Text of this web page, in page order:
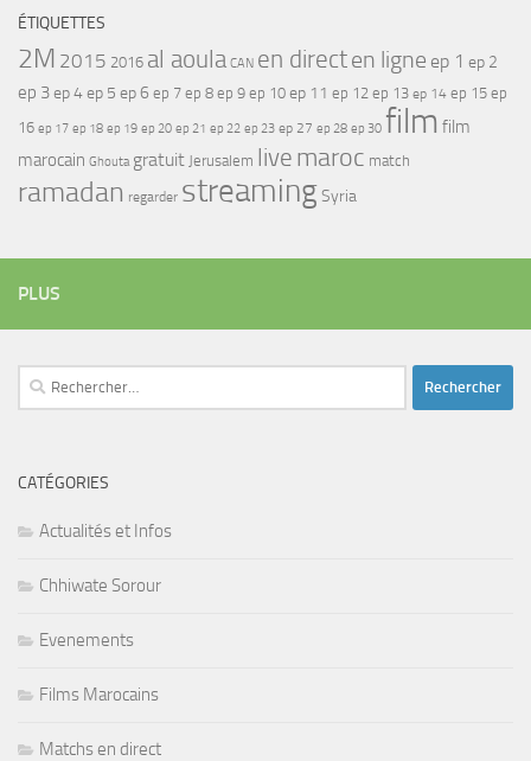
ÉTIQUETTES
2M 2015 2016 al aoula CAN en directen ligne ep 1 ep 2
ep 3ep 4ep 5 ep 6 ep 7 ep 8 ep 9 ep 10 ep 11 ep 12 ep 13 ep 14 ep 15 ep
16 ep 17 ep 18 ep 19 ep 20 ep 21 ep 22 ep 23 ep 27 ep 28 ep 30 film film
marocain Ghouta gratuit Jerusalem live maroc match
ramadan regarder streamingSyria
PLUS
Rechercher :
CATÉGORIES
Actualités et Infos
Chhiwate Sorour
Evenements
Films Marocains
Matchs en direct